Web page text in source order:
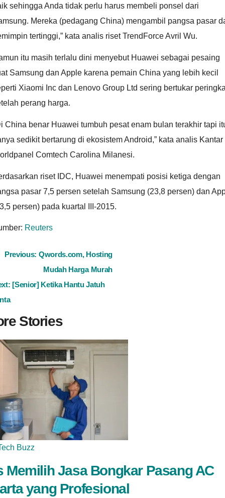
sehingga Anda tidak perlu harus membeli ponsel dari
Mereka (pedagang China) mengambil pangsa pasar
tertinggi,” kata analis riset TrendForce Avril Wu.
itu masih terlalu dini menyebut Huawei sebagai pesaing
Samsung dan Apple karena pemain China yang lebih kecil
Xiaomi Inc dan Lenovo Group Ltd sering bertukar
perang harga.
China benar Huawei tumbuh pesat enam bulan terakhir tapi
sedikit bertarung di ekosistem Android,” kata analis Kantar
Comtech Carolina Milanesi.
riset IDC, Huawei menempati posisi ketiga dengan
pasar 7,5 persen setelah Samsung (23,8 persen) dan
persen) pada kuartal III-2015.
Reuters
Previous: Qwords.com, Hosting
Mudah Harga Murah
[Senior] Ketika Hantu Jatuh
Stories
Buzz
Memilih Jasa Bongkar Pasang AC
yang Profesional